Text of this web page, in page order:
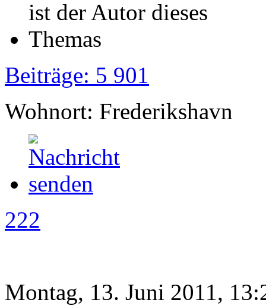
Beiträge: 5 901
Wohnort: Frederikshavn
222
Montag, 13. Juni 2011,